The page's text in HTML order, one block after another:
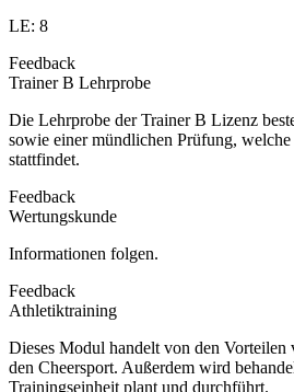
LE: 8
Feedback
Trainer B Lehrprobe
Die Lehrprobe der Trainer B Lizenz
sowie einer mündlichen Prüfung,
stattfindet.
Feedback
Wertungskunde
Informationen folgen.
Feedback
Athletiktraining
Dieses Modul handelt von den
den Cheersport. Außerdem wird
Trainingseinheit plant und durchführt.